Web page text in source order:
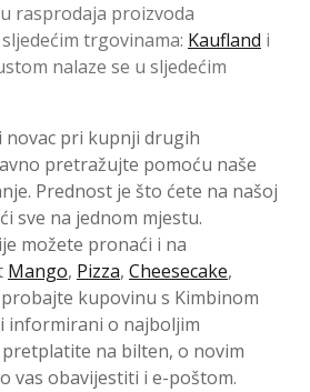
rasprodaja proizvoda
trgovinama: Kaufland i
nalaze se u sljedećim
novac pri kupnji drugih
pretražujte pomoću naše
Prednost je što ćete na našoj
sve na jednom mjestu.
možete pronaći i na
Mango, Pizza, Cheesecake,
kupovinu s Kimbinom
informirani o najboljim
na bilten, o novim
vas obavijestiti i e-poštom.